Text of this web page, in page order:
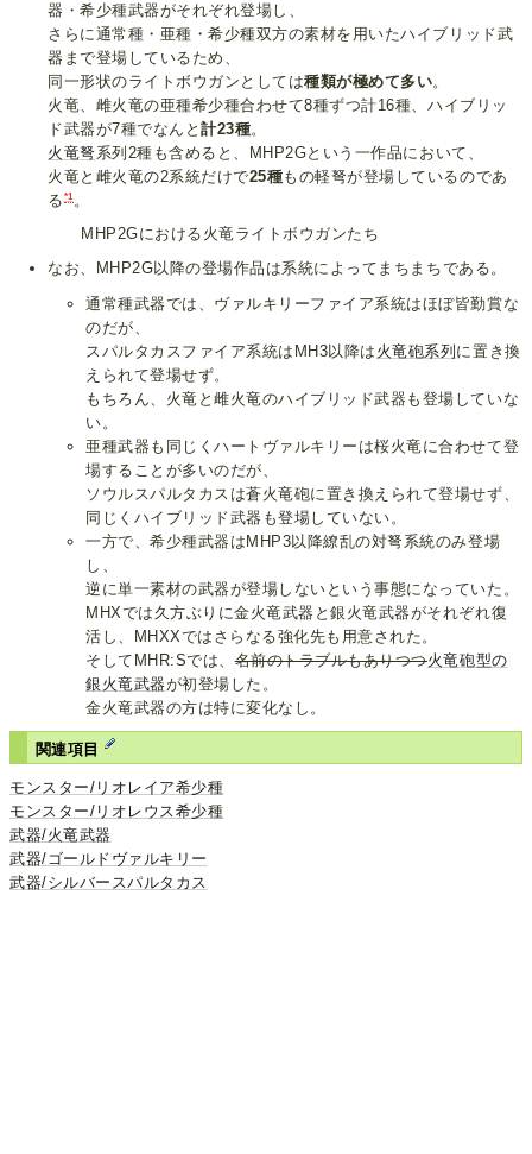
器・希少種武器がそれぞれ登場し、
さらに通常種・亜種・希少種双方の素材を用いたハイブリッド武
器まで登場しているため、
同一形状のライトボウガンとしては種類が極めて多い。
火竜、雌火竜の亜種希少種合わせて8種ずつ計16種、ハイブリッ
ド武器が7種でなんと計23種。
火竜弩 系列2種も含めると、MHP2Gという一作品において、
火竜と雌火竜の2系統だけで25種もの軽弩が登場しているのであ
る*1。
MHP2Gにおける火竜ライトボウガンたち
なお、MHP2G以降の登場作品は系統によってまちまちである。
通常種武器では、ヴァルキリーファイア系統はほぼ皆勤賞な
のだが、
スパルタカスファイア系統はMH3以降は 火竜砲系列に置き換
えられて登場せず。
もちろん、火竜と雌火竜のハイブリッド武器も登場していな
い。
亜種武器も同じくハートヴァルキリーは桜火竜に合わせて登
場することが多いのだが、
ソウルスパルタカスは蒼火竜砲に置き換えられて登場せず、
同じくハイブリッド武器も登場していない。
一方で、希少種武器はMHP3以降繚乱の対弩系統のみ登場
し、
逆に単一素材の武器が登場しないという事態になっていた。
MHXでは久方ぶりに金火竜武器と銀火竜武器がそれぞれ復
活し、MHXXではさらなる強化先も用意された。
そしてMHR:Sでは、名前のトラブルもありつつ火竜砲型の
銀火竜武器が初登場した。
金火竜武器の方は特に変化なし。
関連項目
モンスター/リオレイア希少種
モンスター/リオレウス希少種
武器/火竜武器
武器/ゴールドヴァルキリー
武器/シルバースパルタカス